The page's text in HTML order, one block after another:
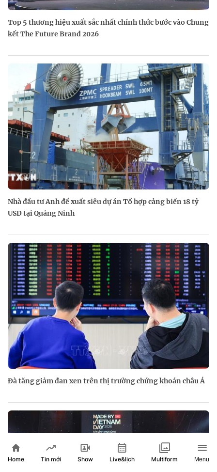
Top 5 thương hiệu xuất sắc nhất chính thức bước vào Chung
kết The Future Brand 2026
Nhà đầu tư Anh đề xuất siêu dự án Tổ hợp cảng biển 18 tỷ
USD tại Quảng Ninh
Đà tăng giảm đan xen trên thị trường chứng khoán châu Á
Home Tin mới Show Live&lịch Multiform Menu